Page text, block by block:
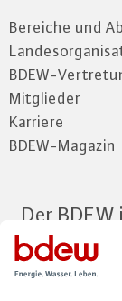
Bereiche und
BDEW-
Mitglieder
Karriere
BDEW-Magazin
Der